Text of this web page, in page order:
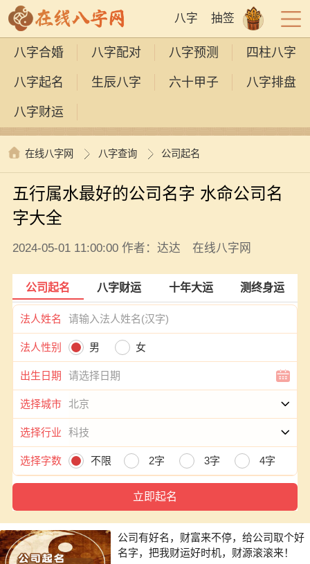
八字 抽签
八字合婚 八字配对 八字预测 四柱八字
八字起名 生辰八字 六十甲子 八字排盘
八字财运
在线八字网 八字查询 公司起名
五行属水最好的公司名字 水命公司名
字大全
2024-05-01 11:00:00 作者：达达 在线八字网
公司起名 八字财运 十年大运 测终身运
法人姓名
法人性别 男 女
出生日期
选择城市
选择行业
选择字数 不限 2字 3字 4字
公司有好名，财富来不停，给公司取个好
名字，把我财运好时机，财源滚滚来！